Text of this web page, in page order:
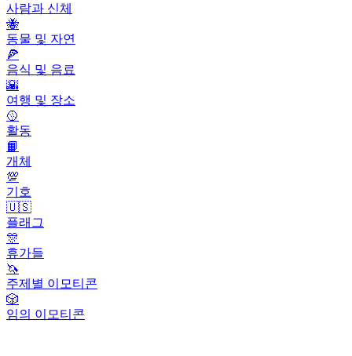
사람과 신체
🐝
동물 및 자연
🍕
음식 및 음료
🌇
여행 및 장소
🥎
활동
📙
개체
💯
기호
🇺🇸
플래그
🎊
휴가들
🦄
주제별 이모티콘
🎲
임의 이모티콘